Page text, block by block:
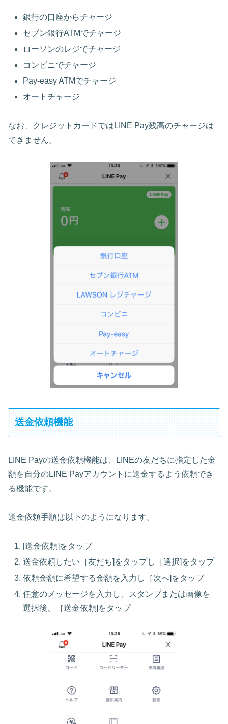
銀行の口座からチャージ
セブン銀行ATMでチャージ
ローソンのレジでチャージ
コンビニでチャージ
Pay-easy ATMでチャージ
オートチャージ
なお、クレジットカードではLINE Pay残高のチャージは
できません。
送金依頼機能
LINE Payの送金依頼機能は、LINEの友だちに指定した金
額を自分のLINE Payアカウントに送金するよう依頼でき
る機能です。
送金依頼手順は以下のようになります。
[送金依頼]をタップ
送金依頼したい［友だち]をタップし［選択]をタップ
依頼金額に希望する金額を入力し［次へ]をタップ
任意のメッセージを入力し、スタンプまたは画像を
選択後、［送金依頼]をタップ